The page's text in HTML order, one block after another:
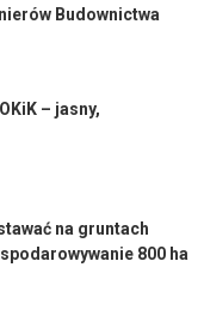
Budownictwa
– jasny,
na gruntach
800 ha